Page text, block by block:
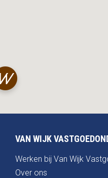
VAN WIJK
Werken bij Van Wijk
Over ons